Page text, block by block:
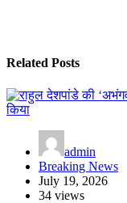
Related Posts
admin
Breaking News
July 19, 2026
34 views